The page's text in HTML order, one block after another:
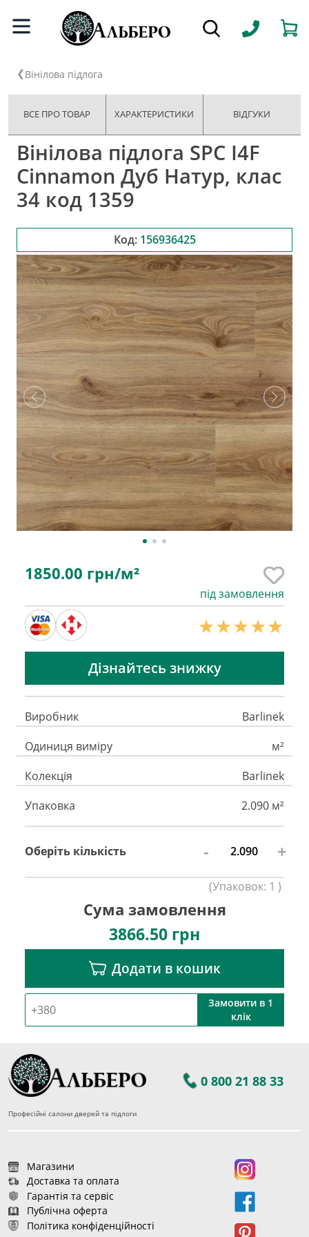
Вінілова підлога
ВСЕ ПРО ТОВАР ХАРАКТЕРИСТИКИ ВІДГУКИ
Вінілова підлога SPC I4F
Cinnamon Дуб Натур, клас
34 код 1359
Код: 156936425
1850.00 грн/м²
під замовлення
Дізнайтесь знижку
Виробник
Barlinek
Одиниця виміру
м²
Колекція
Barlinek
Упаковка
2.090 м²
Оберіть кількість - +
(Упаковок: 1 )
Сума замовлення
3866.50 грн
Додати в кошик
Замовити в 1
клік
0 800 21 88 33
Професійні салони дверей та підлоги
Магазини
Доставка та оплата
Гарантія та сервіс
Публічна оферта
Політика конфіденційності